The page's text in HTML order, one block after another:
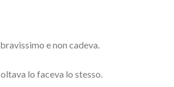
e non cadeva.
lo faceva lo stesso.